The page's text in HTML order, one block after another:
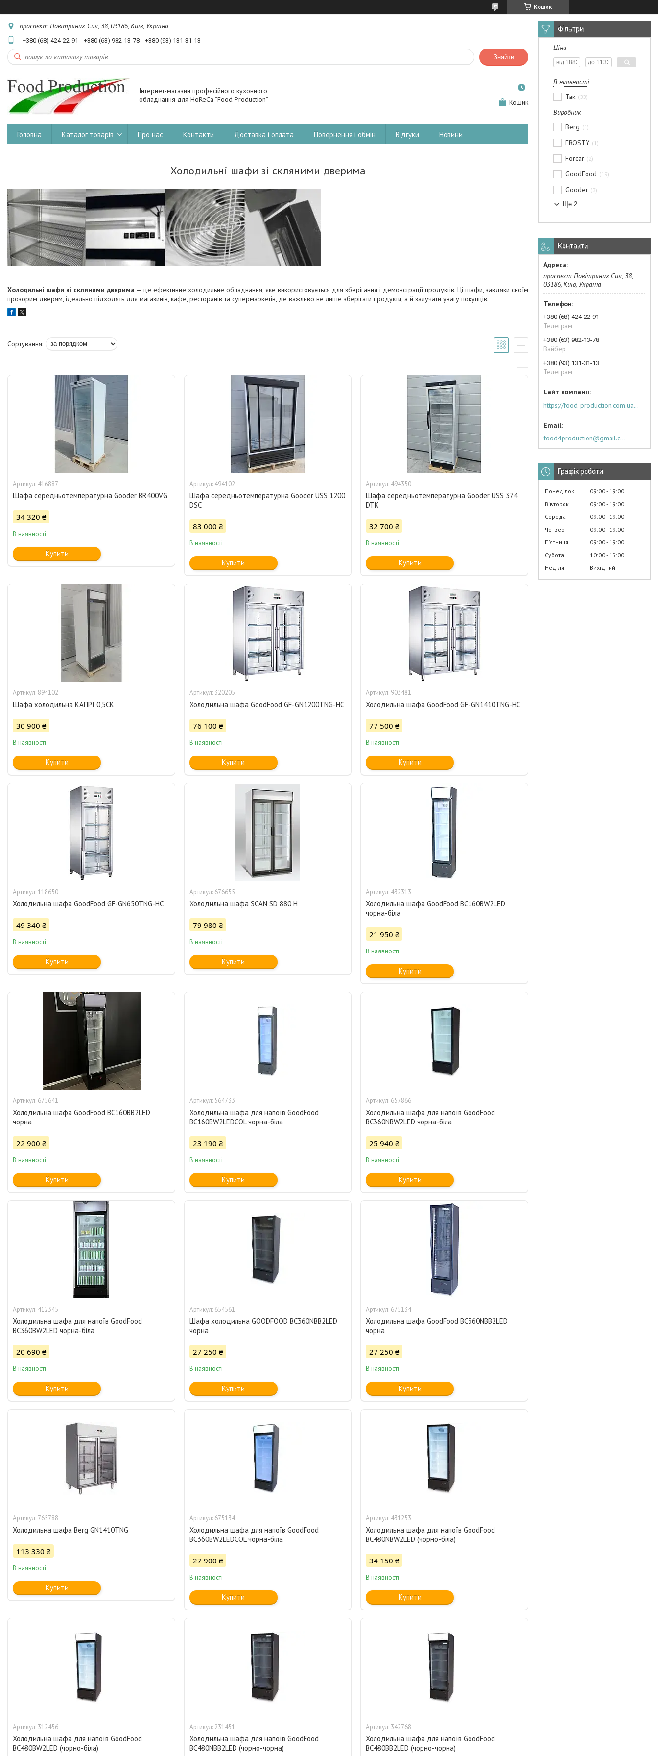
Кошик
проспект Повітряних Сил, 38, 03186, Київ, Україна
+380 (68) 424-22-91 +380 (63) 982-13-78 +380 (93) 131-31-13
Знайти
Інтернет-магазин професійного кухонного
обладнання для HoReCa “Food Production”
Кошик
Головна Каталог товарів Про нас Контакти Доставка і оплата Повернення і обмін Відгуки Новини
Холодильні шафи зі скляними дверима
Холодильні шафи зі скляними дверима — це ефективне холодильне обладнання, яке використовується для зберігання і демонстрації продуктів. Ці шафи, завдяки своїм
прозорим дверям, ідеально підходять для магазинів, кафе, ресторанів та супермаркетів, де важливо не лише зберігати продукти, а й залучати увагу покупців.
416887
Шафа середньотемпературна Gooder BR400VG
34 320 ₴
В наявності
Купити
494102
Шафа середньотемпературна Gooder USS 1200
DSC
83 000 ₴
В наявності
Купити
494350
Шафа середньотемпературна Gooder USS 374
DTK
32 700 ₴
В наявності
Купити
894102
Шафа холодильна КАПРІ 0,5СК
30 900 ₴
В наявності
Купити
320205
Холодильна шафа GoodFood GF-GN1200TNG-HC
76 100 ₴
В наявності
Купити
903481
Холодильна шафа GoodFood GF-GN1410TNG-HC
77 500 ₴
В наявності
Купити
118650
Холодильна шафа GoodFood GF-GN650TNG-HC
49 340 ₴
В наявності
Купити
676655
Холодильна шафа SCAN SD 880 H
79 980 ₴
В наявності
Купити
432313
Холодильна шафа GoodFood BC160BW2LED
чорна-біла
21 950 ₴
В наявності
Купити
675641
Холодильна шафа GoodFood BC160BB2LED
чорна
22 900 ₴
В наявності
Купити
564733
Холодильна шафа для напоїв GoodFood
BC160BW2LEDCOL чорна-біла
23 190 ₴
В наявності
Купити
657866
Холодильна шафа для напоїв GoodFood
BC360NBW2LED чорна-біла
25 940 ₴
В наявності
Купити
412345
Холодильна шафа для напоїв GoodFood
BC360BW2LED чорна-біла
20 690 ₴
В наявності
Купити
654561
Шафа холодильна GOODFOOD BC360NBB2LED
чорна
27 250 ₴
В наявності
Купити
675134
Холодильна шафа GoodFood BC360NBB2LED
чорна
27 250 ₴
В наявності
Купити
765788
Холодильна шафа Berg GN1410TNG
113 330 ₴
В наявності
Купити
675134
Холодильна шафа для напоїв GoodFood
BC360BW2LEDCOL чорна-біла
27 900 ₴
В наявності
Купити
431253
Холодильна шафа для напоїв GoodFood
BC480NBW2LED (чорно-біла)
34 150 ₴
В наявності
Купити
312456
Холодильна шафа для напоїв GoodFood
BC480BW2LED (чорно-біла)
231451
Холодильна шафа для напоїв GoodFood
BC480NBB2LED (чорно-чорна)
342768
Холодильна шафа для напоїв GoodFood
BC480BB2LED (чорно-чорна)
Фільтри
Ціна
В наявності
Так
33
Виробник
Berg
1
FROSTY 1
Forcar 2
GoodFood 19
Gooder 3
Ще 2
Контакти
проспект Повітряних Сил, 38,
03186, Київ, Україна
+380 (68) 424-22-91
Телеграм
+380 (63) 982-13-78
Вайбер
+380 (93) 131-31-13
Телеграм
https://food-production.com.ua/ua/
food4production@gmail.com
Графік роботи
Понеділок 09:00 19:00
Вівторок
09:00 19:00
Середа
09:00 19:00
Четвер
09:00 19:00
Пʼятниця
09:00 19:00
Субота
10:00 15:00
Неділя
Вихідний